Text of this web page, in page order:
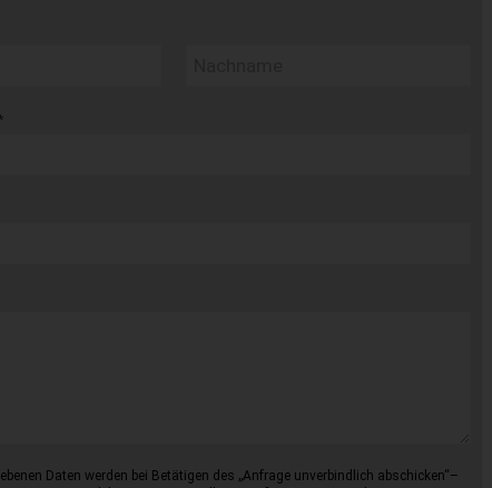
*
Daten werden bei Betätigen des „Anfrage unverbindlich abschicken“–